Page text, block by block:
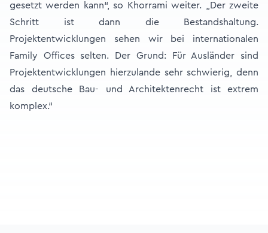
gesetzt werden kann“, so Khorrami weiter. „Der zweite
Schritt ist dann die Bestandshaltung.
Projektentwicklungen sehen wir bei internationalen
Family Offices selten. Der Grund: Für Ausländer sind
Projektentwicklungen hierzulande sehr schwierig, denn
das deutsche Bau- und Architektenrecht ist extrem
komplex.“